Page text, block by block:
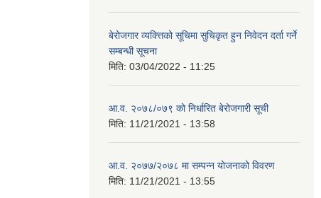
बेरोजगार व्यक्त्तिको सूचिमा सुचिकृत हुन निवेदन दर्ता गर्ने
सम्बन्धी सूचना
मिति: 03/04/2022 - 11:25
आ.व. २०७८/०७९ को निर्धारित बेरोजगारी सूची
मिति: 11/21/2021 - 13:58
आ.व. २०७७/२०७८ मा सम्पन्न योजनाको विवरण
मिति: 11/21/2021 - 13:55